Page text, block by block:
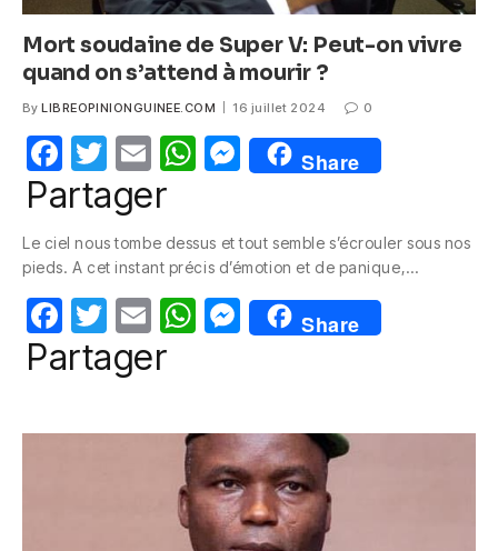
Mort soudaine de Super V: Peut-on vivre
quand on s’attend à mourir ?
By LIBREOPINIONGUINEE.COM 16 juillet 2024 0
F
a
e
b
o
o
T
w
itt
er
E
m
W
s
A
p
M
e
e
n
g
Share
Partager
Le ciel nous tombe dessus et tout semble s’écrouler sous nos
pieds. A cet instant précis d’émotion et de panique,…
F
a
e
T
w
itt
er
E
m
W
s
A
p
p
M
e
e
n
g
er
Share
Partager